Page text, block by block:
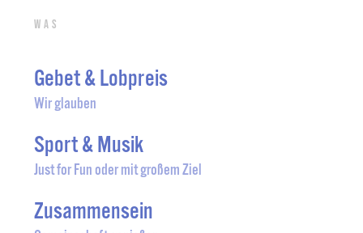
Was
Gebet & Lobpreis
Wir glauben
Sport & Musik
Just for Fun oder mit großem Ziel
Zusammensein